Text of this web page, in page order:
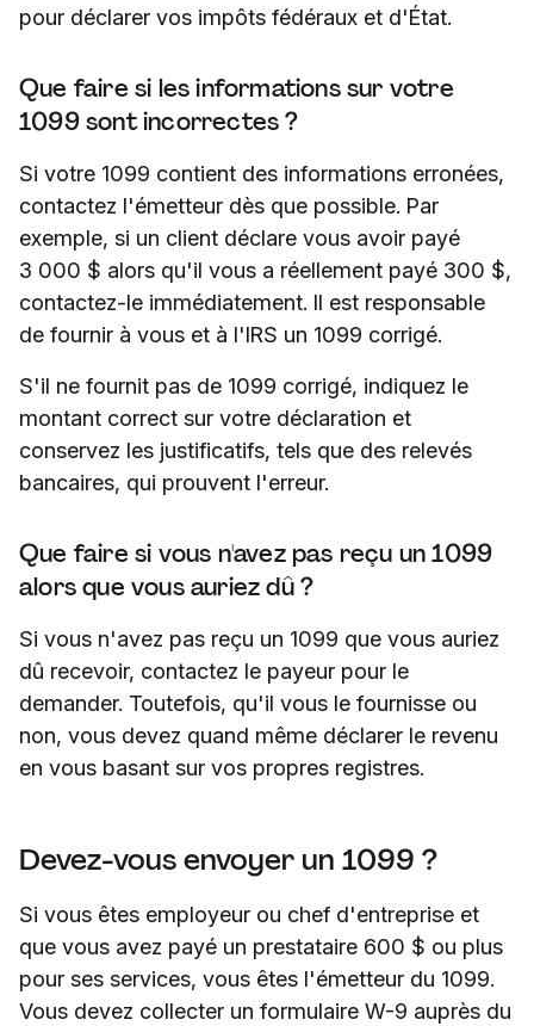
pour déclarer vos impôts fédéraux et d'État.
Que faire si les informations sur votre
1099 sont incorrectes ?
Si votre 1099 contient des informations erronées,
contactez l'émetteur dès que possible. Par
exemple, si un client déclare vous avoir payé
3 000 $ alors qu'il vous a réellement payé 300 $,
contactez-le immédiatement. Il est responsable
de fournir à vous et à l'IRS un 1099 corrigé.
S'il ne fournit pas de 1099 corrigé, indiquez le
montant correct sur votre déclaration et
conservez les justificatifs, tels que des relevés
bancaires, qui prouvent l'erreur.
Que faire si vous n'avez pas reçu un 1099
alors que vous auriez dû ?
Si vous n'avez pas reçu un 1099 que vous auriez
dû recevoir, contactez le payeur pour le
demander. Toutefois, qu'il vous le fournisse ou
non, vous devez quand même déclarer le revenu
en vous basant sur vos propres registres.
Devez-vous envoyer un 1099 ?
Si vous êtes employeur ou chef d'entreprise et
que vous avez payé un prestataire 600 $ ou plus
pour ses services, vous êtes l'émetteur du 1099.
Vous devez collecter un formulaire W-9 auprès du